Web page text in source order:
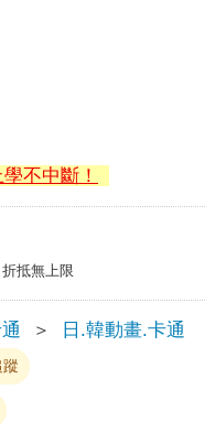
不中斷！
折抵無上限
＞
日.韓動畫.卡通